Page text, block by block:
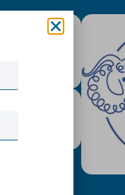
& Paypal